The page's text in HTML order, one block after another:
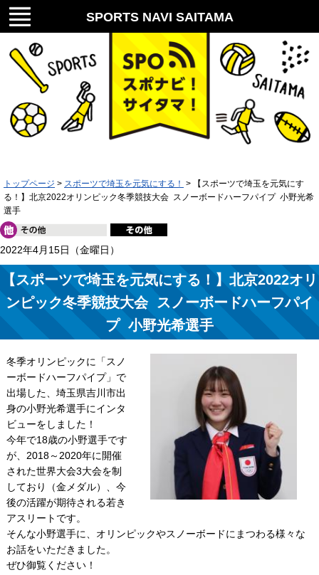
スポナビ！サイタマ！
メニ
ュー
SPORTS NAVI SAITAMA
トップページ > スポーツで埼玉を元気にする！ > 【スポーツで埼玉を元気にす
る！】北京2022オリンピック冬季競技大会 スノーボードハーフパイプ 小野光希
選手
2022年4月15日（金曜日）
【スポーツで埼玉を元気にする！】北京2022オリ
ンピック冬季競技大会 スノーボードハーフパイ
プ 小野光希選手
冬季オリンピックに「スノ
ーボードハーフパイプ」で
出場した、埼玉県吉川市出
身の小野光希選手にインタ
ビューをしました！
今年で18歳の小野選手です
が、2018～2020年に開催
された世界大会3大会を制
しており（金メダル）、今
後の活躍が期待される若き
アスリートです。
そんな小野選手に、オリンピックやスノーボードにまつわる様々な
お話をいただきました。
ぜひ御覧ください！